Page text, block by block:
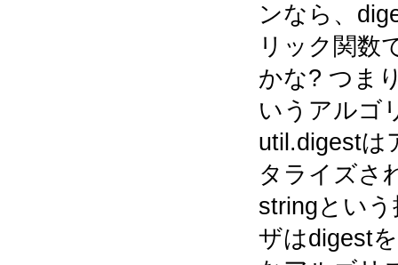
ンなら、
リック関数
かな? つま
いうアルゴ
util.digestは
タライズさ
stringとい
ザはdigest